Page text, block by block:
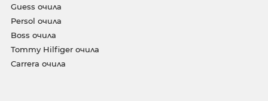
Guess очила
Persol очила
Boss очила
Tommy Hilfiger очила
Carrera очила